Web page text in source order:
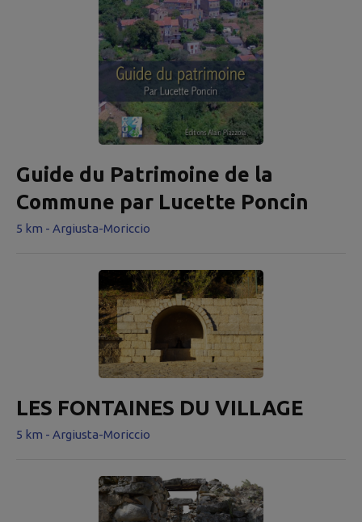
Guide du Patrimoine de la
Commune par Lucette Poncin
5 km - Argiusta-Moriccio
LES FONTAINES DU VILLAGE
5 km - Argiusta-Moriccio